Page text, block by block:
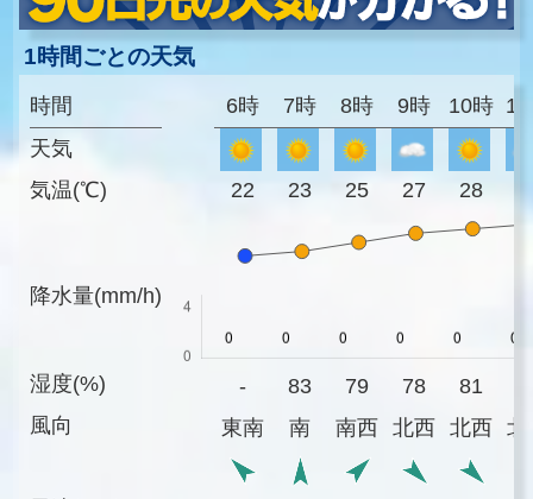
1時間ごとの天気
時間
天気
気温(℃)
降水量(mm/h)
湿度(%)
風向
6時 7時 8時 9時 10時
22 23 25 27 28
- 83 79 78 81
東南
南 南西 北西 北西 北